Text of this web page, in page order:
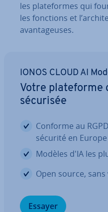
les pla­te­formes qui
les fonctions et
avan­ta­geuses.
IONOS CLOUD AI
Votre pla­te­forme
sécurisée
Conforme au
sécurité en Europe
Modèles d'IA les
Open source,
Essayer